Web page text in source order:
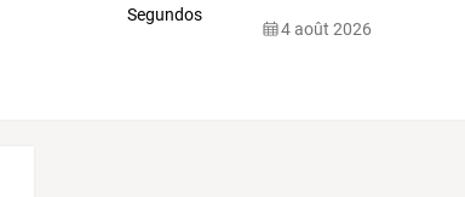
4 août 2026